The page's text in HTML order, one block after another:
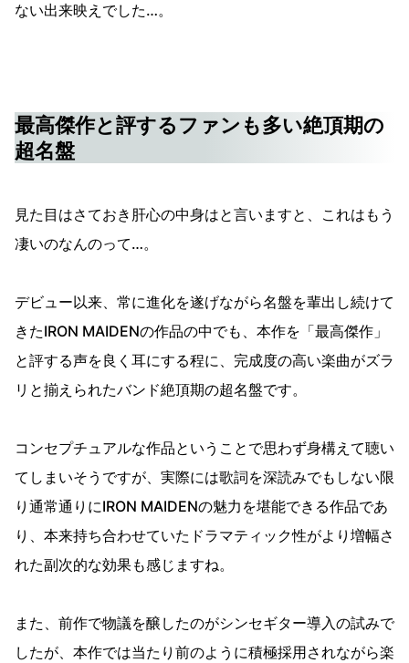
ない出来映えでした…。
最高傑作と評するファンも多い絶頂期の
超名盤
見た目はさておき肝心の中身はと言いますと、これはもう
凄いのなんのって…。
デビュー以来、常に進化を遂げながら名盤を輩出し続けて
きたIRON MAIDENの作品の中でも、本作を「最高傑作」
と評する声を良く耳にする程に、完成度の高い楽曲がズラ
リと揃えられたバンド絶頂期の超名盤です。
コンセプチュアルな作品ということで思わず身構えて聴い
てしまいそうですが、実際には歌詞を深読みでもしない限
り通常通りにIRON MAIDENの魅力を堪能できる作品であ
り、本来持ち合わせていたドラマティック性がより増幅さ
れた副次的な効果も感じますね。
また、前作で物議を醸したのがシンセギター導入の試みで
したが、本作では当たり前のように積極採用されながら楽